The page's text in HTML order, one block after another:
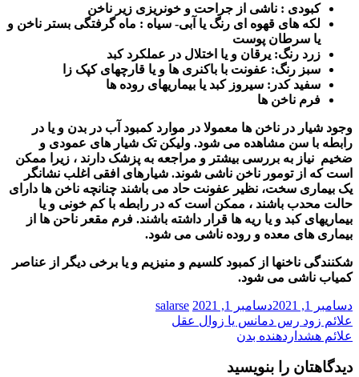
کبودی : ناشی از جراحت و خونریزی زیر ناخن
لکه های قهوه ای رنگ یا آبی- سیاه : ماه گرفتگی بستر ناخن و
یا سرطان پوست
زرد رنگ: یرقان و یا اختلال در عملکرد کبد
سبز رنگ: عفونت با باکنری ها و یا قارچهای کپک زا
سفید کدر: سیروز کبد یا بیماریهای روده ها
فرم ناخن ها
وجود شیار در ناخن ها معمولا در موارد کمبود آب در بدن و یا در
رابطه با سن مشاهده می شود. ولیکن تک شیار های عمودی و
ضخیم نیاز به بررسی بیشتر و مراجعه به پزشک دارند ، زیرا ممکن
است که از تومور ناخن ناشی شوند. شیارهای افقی اغلب نشانگر
یک بیماری سخت، نظیر عفونت حاد می باشند چنانچه ناخن ها دارای
حالت محدب باشند ، ممکن است که در رابطه با کم خونی و یا
بیماریهای کبد و یا ریه ها قرار داشته باشند. فرم مقعر ناحن ها از
بیماری های معده و روده ناشی می شود.
شکنندگی ناخنها از کمبود کلسیم و منیزیم و یا برخی دیگر از عناصر
کمیاب ناشی می شود.
دسامبر 1, 2021 دسامبر 1, 2021 salarse
راهبری
نوشته
علائم زود رس دمانس یا زوال عقل
علائم هشداردهنده بدن
دیدگاهتان را بنویسید